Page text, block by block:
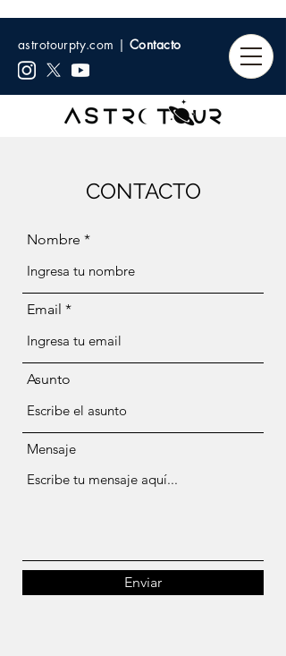
astrotourpty.com | Contacto
CONTACTO
Nombre
Email
Asunto
Mensaje
Enviar